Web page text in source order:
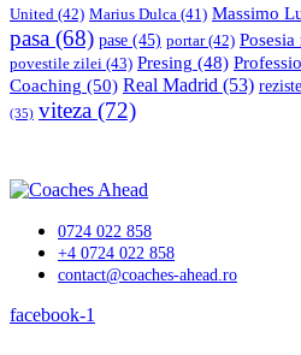
United (42) Marius Dulca (41) Massimo
pasa (68) pase (45) portar(42)
povestile zilei (43) Presing (48)
Coaching (50) Real Madrid (53)
(35) viteza (72)
0724 022 858
+4 0724 022 858
contact@coaches-ahead.ro
facebook-1